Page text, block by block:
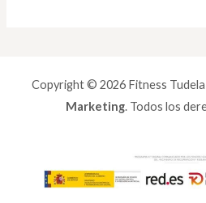
Copyright © 2026 Fitness
Marketing. Todos los